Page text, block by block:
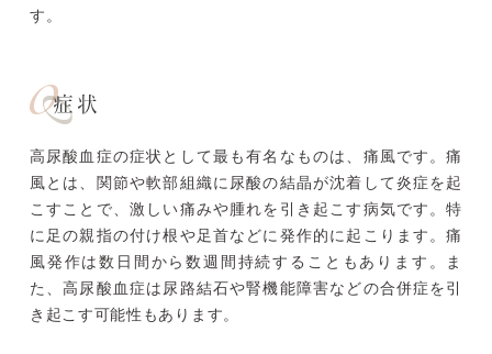
す。
症状
高尿酸血症の症状として最も有名なものは、痛風です。痛
風とは、関節や軟部組織に尿酸の結晶が沈着して炎症を起
こすことで、激しい痛みや腫れを引き起こす病気です。特
に足の親指の付け根や足首などに発作的に起こります。痛
風発作は数日間から数週間持続することもあります。ま
た、高尿酸血症は尿路結石や腎機能障害などの合併症を引
き起こす可能性もあります。